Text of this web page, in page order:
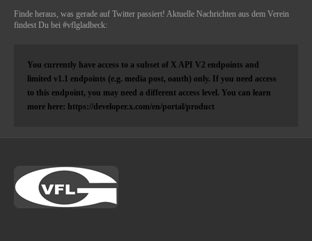
Finde heraus, was gerade auf Twitter passiert! Aktuelle Nachrichten aus dem Verein
findest Du bei #vflgladbeck:
You currently have access to a subset of X API V2 endpoints and
limited v1.1 endpoints (e.g. media post, oauth) only. If you need access
to this endpoint, you may need a different access level. You can learn
more here: https://developer.x.com/en/portal/product